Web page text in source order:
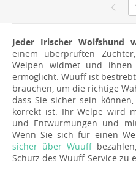
Jeder Irischer Wolfshund
einem überprüften
Welpen widmet und
ermöglicht. Wuuff ist
brauchen, um die richtige
dass Sie sicher sein
korrekt ist. Ihr Welpe wird
und Entwurmungen und
Wenn Sie sich für einen
sicher über Wuuff
Schutz des Wuuff-Service zu